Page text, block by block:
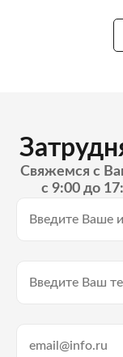
Свяжемся с
с 9:00 до